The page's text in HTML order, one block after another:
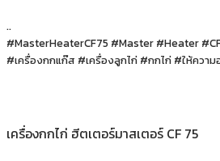
..
#MasterHeaterCF75 #Master #Heater
#เครื่องกกแก๊ส #เครื่องลูกไก่ #กกไก่ #ให้ความ
เครื่องกกไก่ ฮีตเตอร์มาสเตอร์ CF 75